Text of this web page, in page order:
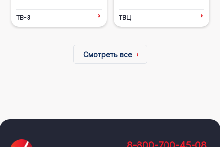
ТВ-3 ТВЦ
Смотреть все